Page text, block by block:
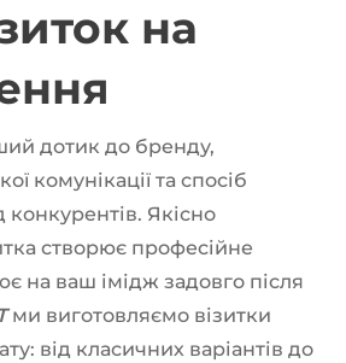
на
дотик до бренду,
комунікації та спосіб
конкурентів. Якісно
створює професійне
на ваш імідж задовго після
ми виготовляємо візитки
від класичних варіантів до